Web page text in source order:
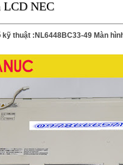
LCD NEC
kỹ thuật :NL6448BC33-49 Màn